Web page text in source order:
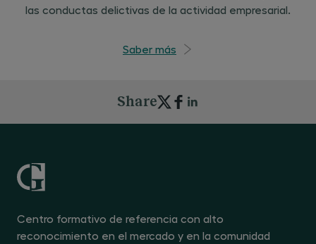
las conductas delictivas de la actividad empresarial.
Saber más
Share
Centro formativo de referencia con alto
reconocimiento en el mercado y en la comunidad